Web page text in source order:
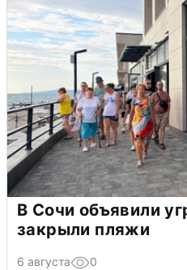
В Сочи объявили
закрыли пляжи
6 августа 0